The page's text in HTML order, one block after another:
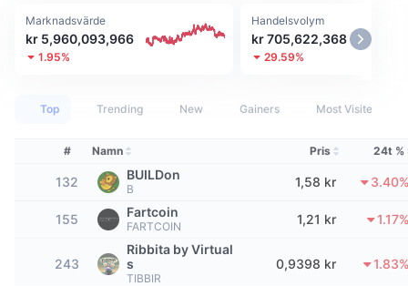
Avkastning
Trendande
Kommande
Nyligen tillagd
Bitcoins kassor
Indikatorer
Index över rädsla & girighet.
Index för altcoin-säsong
Vinnare
Topphandlare
Derivat
Derivat
Ämnen
API
Företag
Priser
Resurser
Produkter
Nyhetsbrev
CMC Launch
CMC Labs
Marknadsvärde
kr 5,960,093,966
1.95%
Handelsvolym
kr 705,622,368
29.59%
Top Trending New Gainers Most Visited
# Namn Pris 24t %
132 BUILDon
B 1,58 kr
155 Fartcoin
FARTCOIN 1,21 kr
243
Ribbita by Virtual
s
TIBBIR
0,9398 kr